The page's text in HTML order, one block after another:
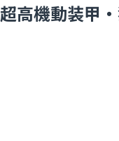
超高機動装甲